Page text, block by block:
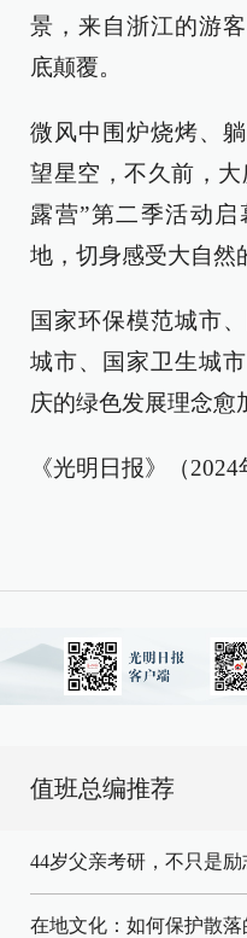
景，来自浙江的游
底颠覆。
微风中围炉烧烤、
望星空，不久前，
露营”第二季活动
地，切身感受大自然
国家环保模范城市
城市、国家卫生城
庆的绿色发展理念愈
《光明日报》（2024
值班总编推荐
44岁父亲考研，不只是励
在地文化：如何保护散落